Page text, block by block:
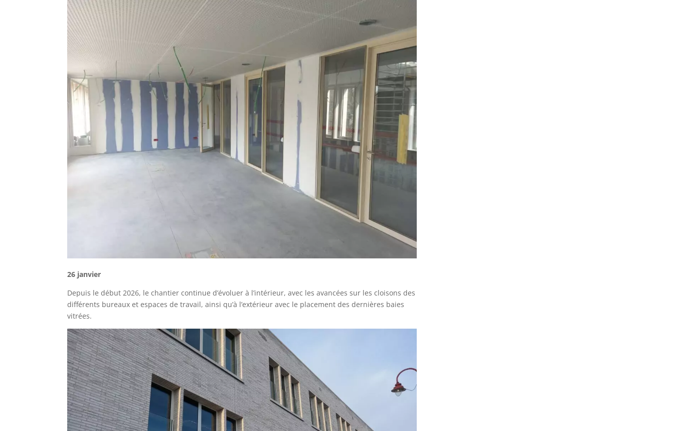
26 janvier
Depuis le début 2026, le chantier continue d’évoluer à l’intérieur, avec les avancées sur les cloisons des
différents bureaux et espaces de travail, ainsi qu’à l’extérieur avec le placement des dernières baies
vitrées.